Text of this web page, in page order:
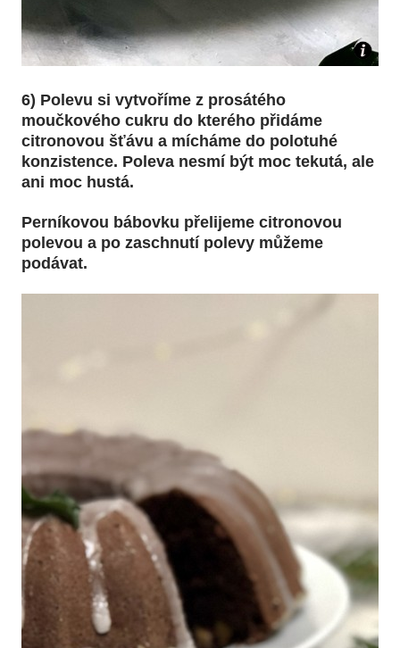
6) Polevu si vytvoříme z prosátého
moučkového cukru do kterého přidáme
citronovou šťávu a mícháme do polotuhé
konzistence. Poleva nesmí být moc tekutá, ale
ani moc hustá.
Perníkovou bábovku přelijeme citronovou
polevou a po zaschnutí polevy můžeme
podávat.